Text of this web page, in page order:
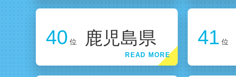
40 位 鹿児島県 41 位